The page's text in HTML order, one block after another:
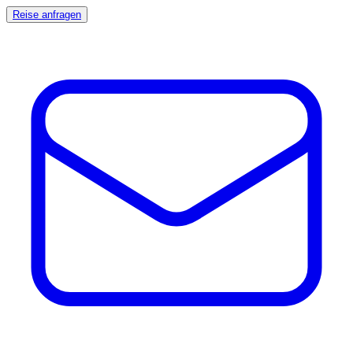
Reise anfragen